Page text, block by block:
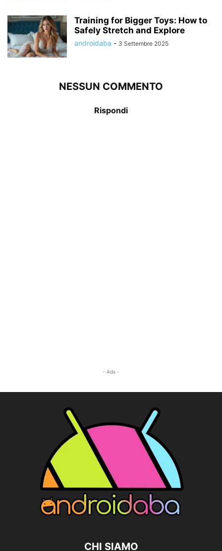
Training for Bigger Toys: How to
Safely Stretch and Explore
androidaba - 3 Settembre 2025
NESSUN COMMENTO
Rispondi
- Ads -
CHI SIAMO